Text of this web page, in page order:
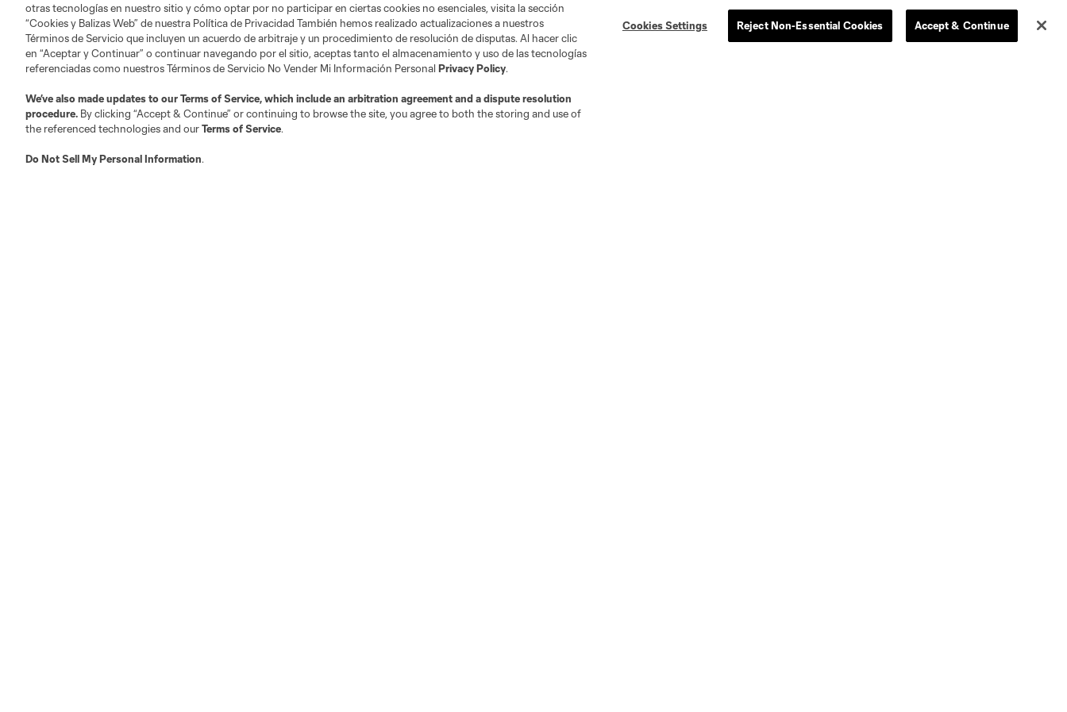
otras tecnologías en nuestro sitio y cómo optar por no participar en ciertas cookies no esenciales, visita la sección
“Cookies y Balizas Web” de nuestra Política de Privacidad También hemos realizado actualizaciones a nuestros
Términos de Servicio que incluyen un acuerdo de arbitraje y un procedimiento de resolución de disputas. Al hacer clic
en “Aceptar y Continuar” o continuar navegando por el sitio, aceptas tanto el almacenamiento y uso de las tecnologías
referenciadas como nuestros Términos de Servicio No Vender Mi Información Personal Privacy Policy.
We’ve also made updates to ourTerms of Service, which include an arbitration agreement and a dispute resolution
procedure. By clicking “Accept & Continue” or continuing to browse the site, you agree to both the storing and use of
the referenced technologies and ourTerms of Service.
Do Not Sell My Personal Information.
Cookies Settings Reject Non-Essential Cookies Accept & Continue